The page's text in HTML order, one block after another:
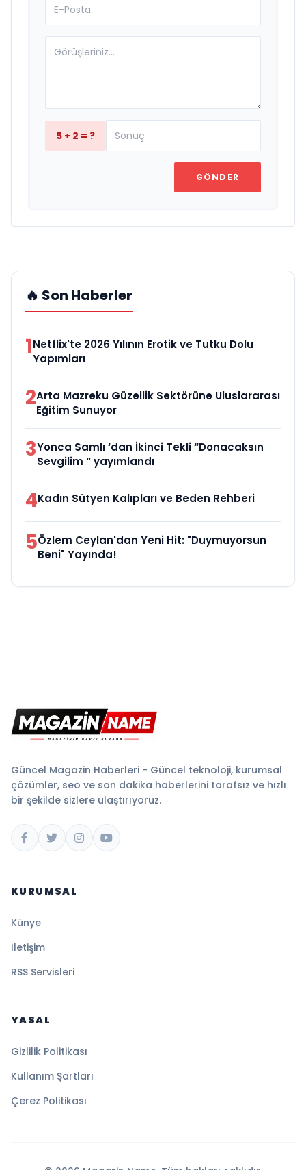
5 + 2 = ?
GÖNDER
🔥 Son Haberler
1Netflix'te 2026 Yılının Erotik ve Tutku Dolu
Yapımları
2Arta Mazreku Güzellik Sektörüne Uluslararası
Eğitim Sunuyor
3Yonca Samlı ‘dan İkinci Tekli “Donacaksın
Sevgilim “ yayımlandı
4Kadın Sütyen Kalıpları ve Beden Rehberi
5Özlem Ceylan'dan Yeni Hit: "Duymuyorsun
Beni" Yayında!
Güncel Magazin Haberleri - Güncel teknoloji, kurumsal
çözümler, seo ve son dakika haberlerini tarafsız ve hızlı
bir şekilde sizlere ulaştırıyoruz.
KURUMSAL
Künye
İletişim
RSS Servisleri
YASAL
Gizlilik Politikası
Kullanım Şartları
Çerez Politikası